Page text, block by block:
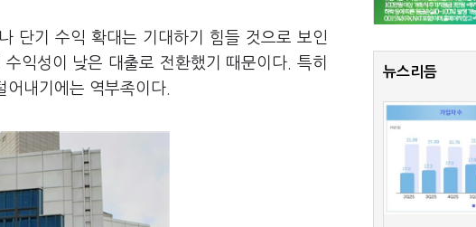
단기 수익 확대는 기대하기 힘들 것으로 보인
익성이 낮은 대출로 전환했기 때문이다. 특히
내기에는 역부족이다.
뉴스리듬